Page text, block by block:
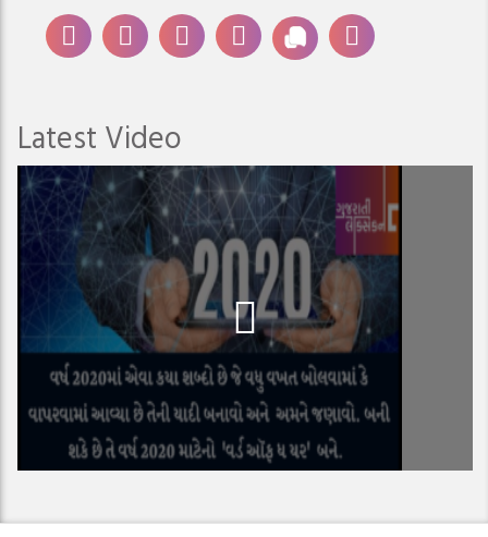
Latest Video